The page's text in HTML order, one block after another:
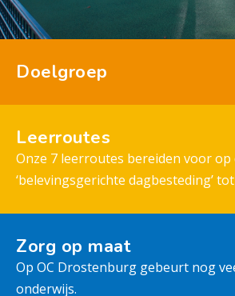
Doelgroep
Leerroutes
Onze 7 leerroutes bereiden voor
‘belevingsgerichte dagbesteding’
Zorg op maat
Op OC Drostenburg gebeurt nog
onderwijs.